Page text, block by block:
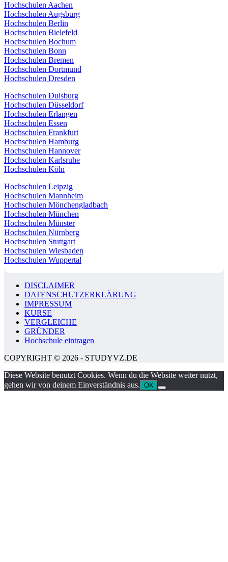
Hochschulen Aachen
Hochschulen Augsburg
Hochschulen Berlin
Hochschulen Bielefeld
Hochschulen Bochum
Hochschulen Bonn
Hochschulen Bremen
Hochschulen Dortmund
Hochschulen Dresden
Hochschulen Duisburg
Hochschulen Düsseldorf
Hochschulen Erlangen
Hochschulen Essen
Hochschulen Frankfurt
Hochschulen Hamburg
Hochschulen Hannover
Hochschulen Karlsruhe
Hochschulen Köln
Hochschulen Leipzig
Hochschulen Mannheim
Hochschulen Mönchengladbach
Hochschulen München
Hochschulen Münster
Hochschulen Nürnberg
Hochschulen Stuttgart
Hochschulen Wiesbaden
Hochschulen Wuppertal
DISCLAIMER
DATENSCHUTZERKLÄRUNG
IMPRESSUM
KURSE
VERGLEICHE
GRÜNDER
Hochschule eintragen
COPYRIGHT © 2026 - STUDYVZ.DE
Diese Website benutzt Cookies. Wenn du die Website weiter nutzt,
gehen wir von deinem Einverständnis aus. OK